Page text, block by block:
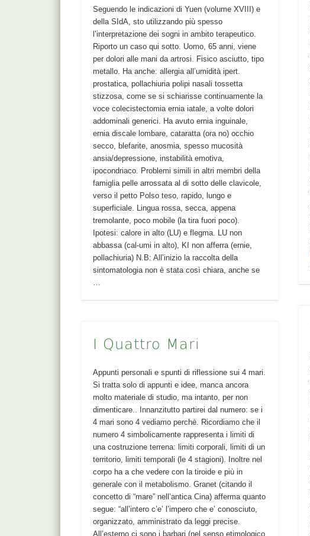
Seguendo le indicazioni di Yuen (volume XVIII) e
della SIdA, sto utilizzando più spesso
l’interpretazione dei sogni in ambito terapeutico.
Riporto un caso qui sotto. Uomo, 65 anni, viene
per dolori alle mani da artrosi. Fisico asciutto, tipo
metallo. Ha anche: allergia all’umidità ipert.
prostatica, pollachiuria polipi nasali tossetta
stizzosa, come se si schiarisse continuamente la
voce colecistectomia ernia iatale, a volte dolori
addominali generici. Ha avuto ernia inguinale,
ernia discale lombare, cataratta (ora no) occhio
secco, blefarite, anosmia, spesso mucosità
ansia/depressione, instabilità emotiva,
ipocondriaco. Problemi simili in altri membri della
famiglia pelle arrossata al di sotto delle clavicole,
verso il petto Polso teso, rapido, lungo e
superficiale. Lingua rossa, secca, appena
tremolante, poco mobile (la tira fuori poco).
Ipotesi: calore in alto (LU) e flegma. LU non
abbassa (cal-umi in alto), KI non afferra (ernie,
pollachiuria) N.B: All’inizio la raccolta della
sintomatologia non è stata così chiara, anche se
…
I Quattro Mari
Appunti personali e spunti di riflessione sui 4 mari.
Si tratta solo di appunti e idee, manca ancora
molto materiale di studio, ma intanto, per non
dimenticare.. Innanzitutto partirei dal numero: se i
4 mari sono 4 vediamo perchè. Ricordiamo che il
numero 4 simbolicamente rappresenta i limiti di
una costruzione terrena: limiti corporali, limiti di un
territorio, limiti temporali (le 4 stagioni). Inoltre nel
corpo ha a che vedere con la tiroide e più in
generale con il metabolismo. Granet (citando il
concetto di “mare” nell’antica Cina) afferma quanto
segue: “all’intero c’e’ l’impero che e’ conosciuto,
organizzato, amministrato da leggi precise.
All’esterno ci sono i barbari (nel senso etimologico